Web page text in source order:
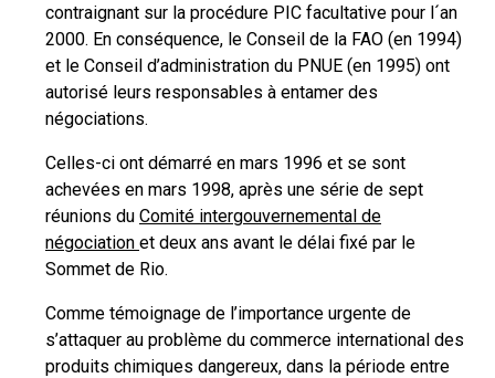
contraignant sur la procédure PIC facultative pour l´an
2000. En conséquence, le Conseil de la FAO (en 1994)
et le Conseil d’administration du PNUE (en 1995) ont
autorisé leurs responsables à entamer des
négociations.
Celles-ci ont démarré en mars 1996 et se sont
achevées en mars 1998, après une série de sept
réunions du Comité intergouvernemental de
négociation et deux ans avant le délai fixé par le
Sommet de Rio.
Comme témoignage de l’importance urgente de
s’attaquer au problème du commerce international des
produits chimiques dangereux, dans la période entre